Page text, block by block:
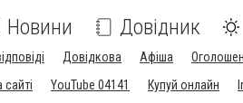
Новини Довідник
Довідкова Афіша
YouTube 04141 Купуй онлайн